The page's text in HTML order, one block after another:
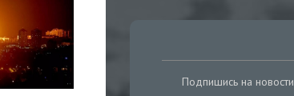
Подпишись на новости